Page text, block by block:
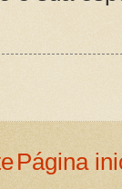
Página